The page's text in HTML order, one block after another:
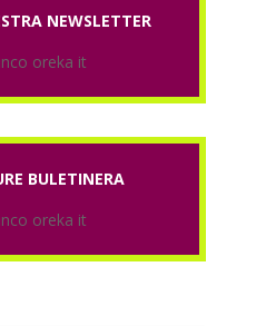
NEWSLETTER
BULETINERA